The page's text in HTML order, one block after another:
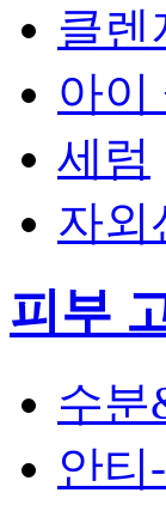
클렌
아이
세럼
자외
피부
수분
안티